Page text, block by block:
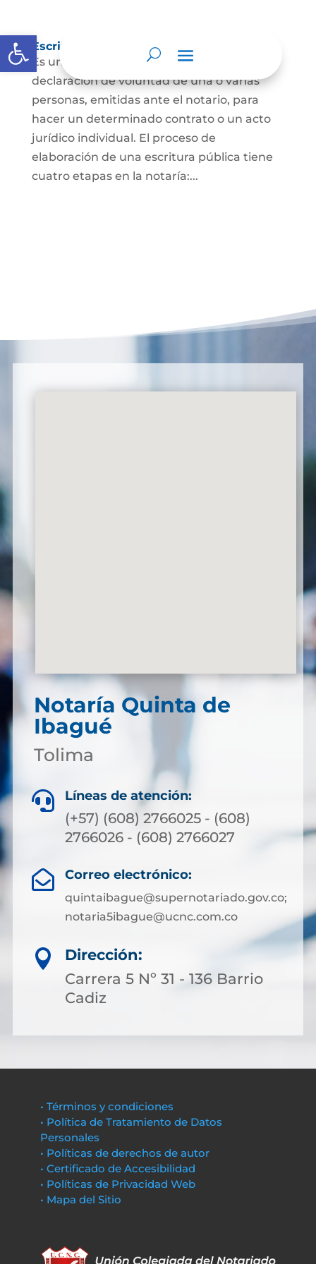
Abrir barra de herramientas
Escritura Pública
Es un documento que contiene la
declaración de voluntad de una o varias
personas, emitidas ante el notario, para
hacer un determinado contrato o un acto
jurídico individual. El proceso de
elaboración de una escritura pública tiene
cuatro etapas en la notaría:...
Notaría Quinta de
Ibagué
Tolima
 Líneas de atención:
(+57) (608) 2766025 - (608)
2766026 - (608) 2766027
 Correo electrónico:
quintaibague@supernotariado.gov.co;
notaria5ibague@ucnc.com.co

Dirección:
Carrera 5 Nº 31 - 136 Barrio
Cadiz
• Términos y condiciones
• Política de Tratamiento de Datos
Personales
• Políticas de derechos de autor
• Certificado de Accesibilidad
• Políticas de Privacidad Web
• Mapa del Sitio